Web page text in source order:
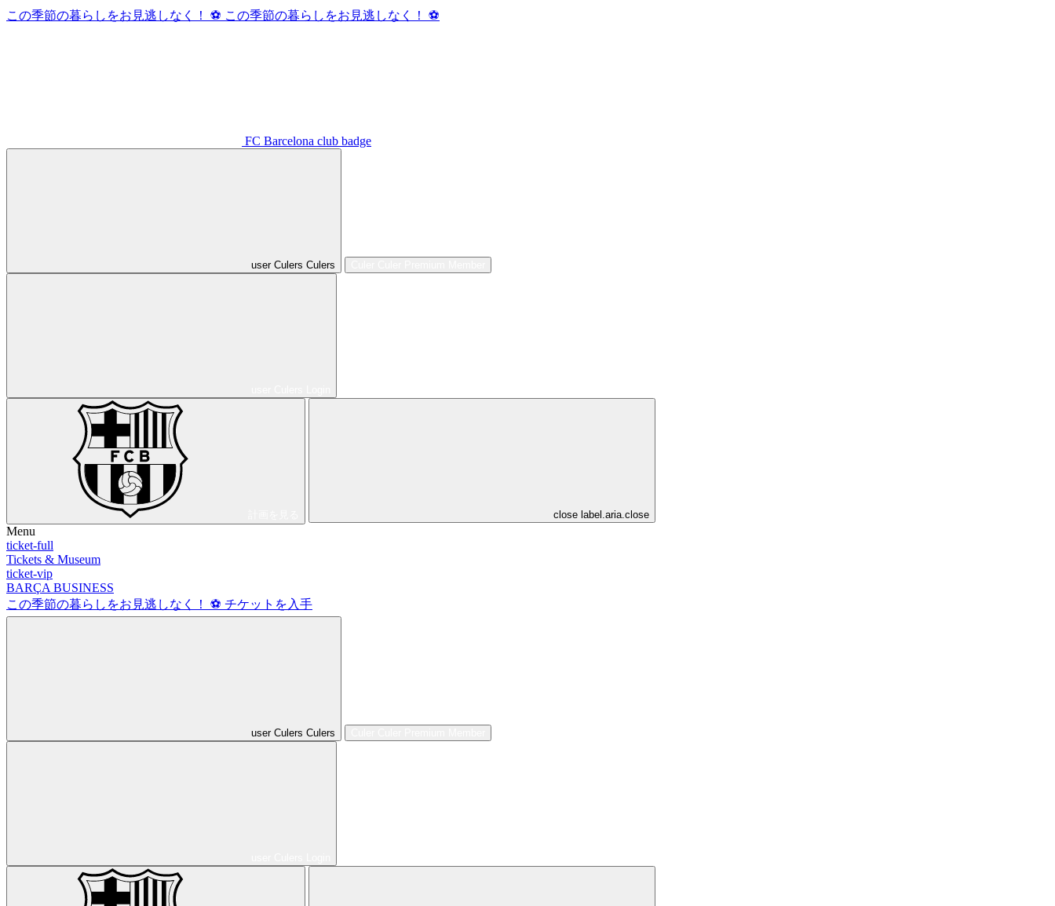
この季節の暮らしをお見逃しなく！ ⚽️ この季節の暮らしをお見逃しなく！ ⚽️
FC Barcelona club badge
user Culers Culers
close label.aria.close
Menu
ticket-full
Tickets & Museum
ticket-vip
BARÇA BUSINESS
この季節の暮らしをお見逃しなく！ ⚽️ チケットを入手
user Culers Culers